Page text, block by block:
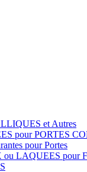
et Autres
pour PORTES
pour Portes
LAQUEES pour